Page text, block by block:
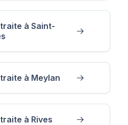
à Saint-
à Meylan
à Rives